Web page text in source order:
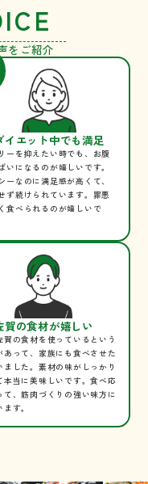
をご紹介
イエット中でも満足
ーを抑えたい時でも、お腹
いになるのが嬉しいです。
ーなのに満足感が高くて、
ず続けられています。罪悪
食べられるのが嬉しいで
賀の食材が嬉しい
賀の食材を使っているという
あって、家族にも食べさせた
ました。素材の味がしっかり
本当に美味しいです。食べ応
て、筋肉づくりの強い味方に
す。